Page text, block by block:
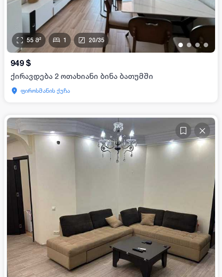
• •• •
55 მ² 1 20/35
949 $
ქირავდება 2 ოთახიანი ბინა ბათუმში
ფიროსმანის ქუჩა